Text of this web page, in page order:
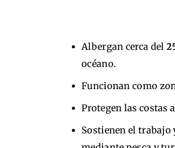
Albergan cerca del
océano.
Funcionan como
Protegen las costas
Sostienen el trabajo